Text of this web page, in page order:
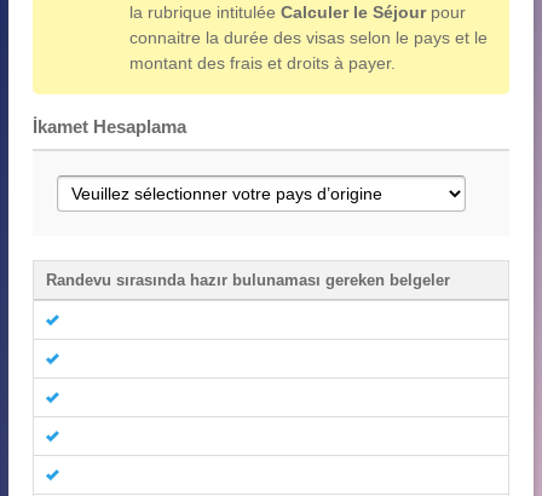
la rubrique intitulée Calculer le Séjourpour
connaitre la durée des visas selon le pays et le
montant des frais et droits à payer.
İkamet Hesaplama
Randevu sırasında hazır bulunaması gereken belgeler